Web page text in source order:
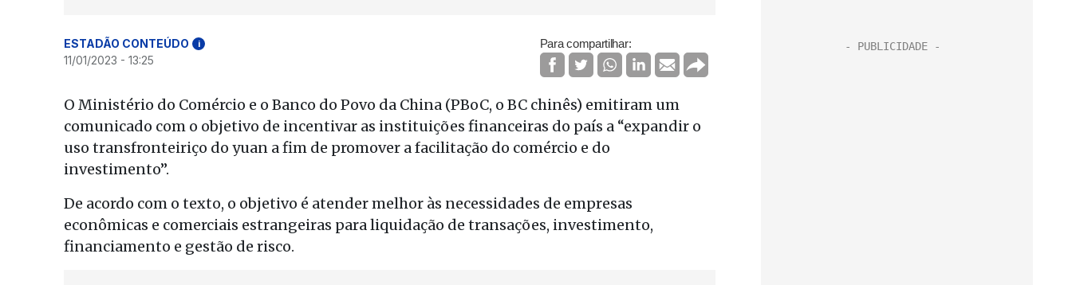
ESTADÃO CONTEÚDO i
11/01/2023 - 13:25
Para compartilhar:
O Ministério do Comércio e o Banco do Povo da China (PBoC, o BC chinês) emitiram um
comunicado com o objetivo de incentivar as instituições financeiras do país a “expandir o
uso transfronteiriço do yuan a fim de promover a facilitação do comércio e do
investimento”.
De acordo com o texto, o objetivo é atender melhor às necessidades de empresas
econômicas e comerciais estrangeiras para liquidação de transações, investimento,
financiamento e gestão de risco.